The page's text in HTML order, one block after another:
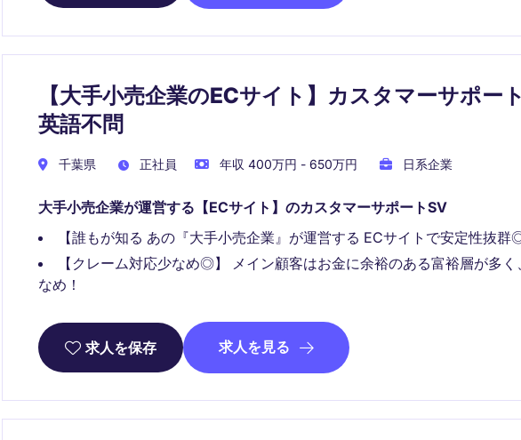
【大手小売企業のECサイト】カスタマーサポー
英語不問
千葉県 正社員 年収 400万円 - 650万円 日系企業
大手小売企業が運営する【ECサイト】のカスタマーサポートSV
【誰もが知る あの『大手小売企業』が運営する ECサイトで安定性抜群◎
【クレーム対応少なめ◎】 メイン顧客はお金に余裕のある富裕層が多
なめ！
求人を保存 求人を見る